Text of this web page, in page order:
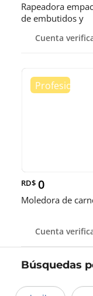
Rapeadora
de embutidos y
Cuenta
RD$ 0
Moledora de
Cuenta
Búsquedas